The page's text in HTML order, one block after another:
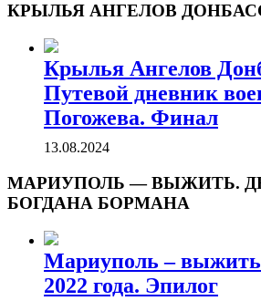
КРЫЛЬЯ АНГЕЛОВ
Крылья Ангелов
Путевой дневник
Погожева. Финал
13.08.2024
МАРИУПОЛЬ — ВЫЖИТЬ.
БОГДАНА БОРМАНА
Мариуполь –
2022 года. Эпилог